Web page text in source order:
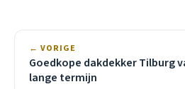
← VORIGE
Goedkope dakdekker Tilburg
lange termijn